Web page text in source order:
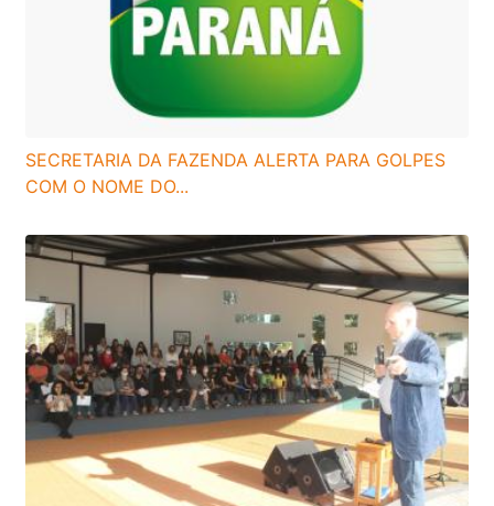
SECRETARIA DA FAZENDA ALERTA PARA GOLPES
COM O NOME DO...